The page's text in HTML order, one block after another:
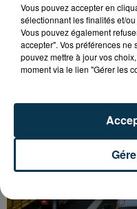
L’ASSE RÉDUIT
PREMIÈRE
Vous pouvez accepter en
sélectionnant les finalités et/
Vous pouvez également
accepter". Vos préférences
pouvez mettre à jour vos
moment via le lien "Gérer les